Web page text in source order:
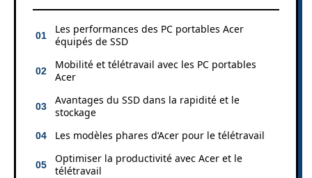
Les performances des PC portables Acer
équipés de SSD
Mobilité et télétravail avec les PC portables
Acer
Avantages du SSD dans la rapidité et le
stockage
Les modèles phares d’Acer pour le télétravail
Optimiser la productivité avec Acer et le
télétravail